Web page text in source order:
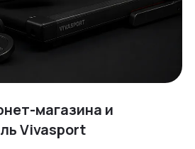
магазина и
Vivasport